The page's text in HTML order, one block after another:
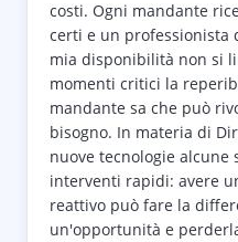
costi. Ogni mandante
certi e un professionista
mia disponibilità non si
momenti critici la
mandante sa che può
bisogno. In materia di
nuove tecnologie
interventi rapidi: avere
reattivo può fare la
un'opportunità e